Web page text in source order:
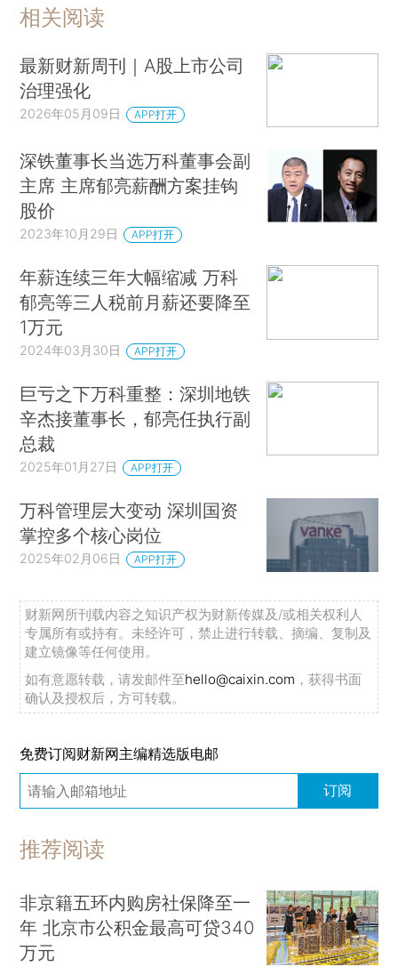
相关阅读
最新财新周刊｜A股上市公司
治理强化
2026年05月09日 APP打开
深铁董事长当选万科董事会副
主席 主席郁亮薪酬方案挂钩
股价
2023年10月29日 APP打开
年薪连续三年大幅缩减 万科
郁亮等三人税前月薪还要降至
1万元
2024年03月30日 APP打开
巨亏之下万科重整：深圳地铁
辛杰接董事长，郁亮任执行副
总裁
2025年01月27日 APP打开
万科管理层大变动 深圳国资
掌控多个核心岗位
2025年02月06日 APP打开
财新网所刊载内容之知识产权为财新传媒及/或相关权利人
专属所有或持有。未经许可，禁止进行转载、摘编、复制及
建立镜像等任何使用。
如有意愿转载，请发邮件至hello@caixin.com ，获得书面
确认及授权后，方可转载。
免费订阅财新网主编精选版电邮
订阅
推荐阅读
非京籍五环内购房社保降至一
年 北京市公积金最高可贷340
万元